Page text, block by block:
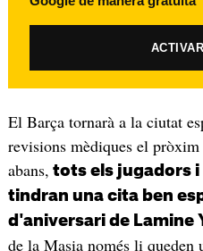
El Barça tornarà a la ciutat
revisions mèdiques el
abans, tots els jugadors
tindran una cita ben
d'aniversari de Lamine
de la Masia només li queden